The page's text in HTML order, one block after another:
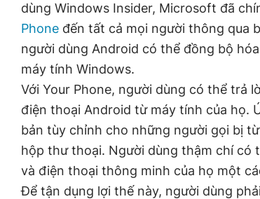
dùng Windows Insider, Microsoft đã
Phone đến tất cả mọi người thông qua
người dùng Android có thể đồng bộ
máy tính Windows.
Với Your Phone, người dùng có thể trả
điện thoại Android từ máy tính của họ.
bản tùy chỉnh cho những người gọi bị
hộp thư thoại. Người dùng thậm chí có
và điện thoại thông minh của họ một
Để tận dụng lợi thế này, người dùng